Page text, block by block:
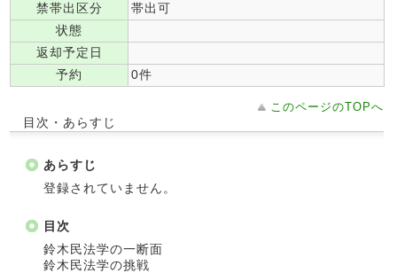
禁帯出区分
帯出可
状態
返却予定日
予約
0件
このページのTOPへ
目次・あらすじ
あらすじ
登録されていません。
目次
鈴木民法学の一断面
鈴木民法学の挑戦